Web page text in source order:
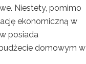
Niestety, pomimo
ekonomiczną w
posiada
domowym w